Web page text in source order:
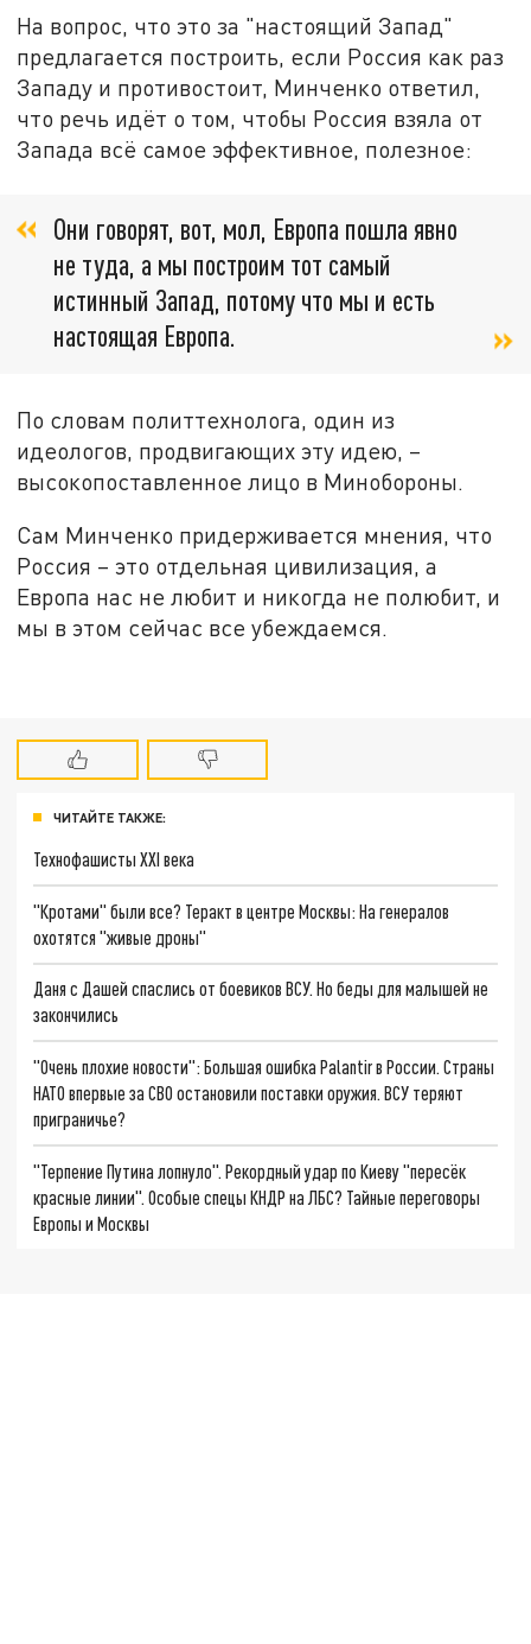
На вопрос, что это за "настоящий Запад"
предлагается построить, если Россия как раз
Западу и противостоит, Минченко ответил,
что речь идёт о том, чтобы Россия взяла от
Запада всё самое эффективное, полезное:
Они говорят, вот, мол, Европа пошла явно
не туда, а мы построим тот самый
истинный Запад, потому что мы и есть
настоящая Европа.
По словам политтехнолога, один из
идеологов, продвигающих эту идею, –
высокопоставленное лицо в Минобороны.
Сам Минченко придерживается мнения, что
Россия – это отдельная цивилизация, а
Европа нас не любит и никогда не полюбит, и
мы в этом сейчас все убеждаемся.
ЧИТАЙТЕ ТАКЖЕ:
Технофашисты XXI века
"Кротами" были все? Теракт в центре Москвы: На генералов
охотятся "живые дроны"
Даня с Дашей спаслись от боевиков ВСУ. Но беды для малышей не
закончились
"Очень плохие новости": Большая ошибка Palantir в России. Страны
НАТО впервые за СВО остановили поставки оружия. ВСУ теряют
приграничье?
"Терпение Путина лопнуло". Рекордный удар по Киеву "пересёк
красные линии". Особые спецы КНДР на ЛБС? Тайные переговоры
Европы и Москвы